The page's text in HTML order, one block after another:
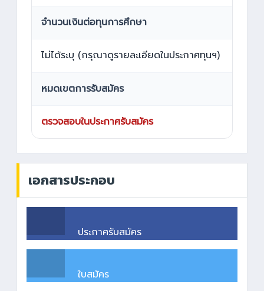
จำนวนเงินต่อทุนการศึกษา
ไม่ได้ระบุ (กรุณาดูรายละเอียดในประกาศทุนฯ)
หมดเขตการรับสมัคร
ตรวจสอบในประกาศรับสมัคร
เอกสารประกอบ
ประกาศรับสมัคร
ใบสมัคร